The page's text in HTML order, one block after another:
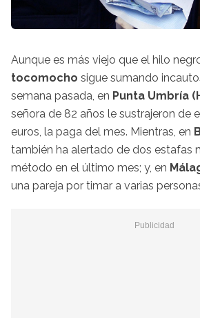
Aunque es más viejo que el hilo
tocomocho sigue sumando
semana pasada, en Punta Umbría
señora de 82 años le sustrajeron de
euros, la paga del mes. Mientras, en
también ha alertado de dos estafas
método en el último mes; y, en
una pareja por timar a varias